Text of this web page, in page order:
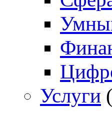
Услуги